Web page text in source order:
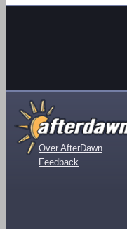
Over AfterDawn
Feedback